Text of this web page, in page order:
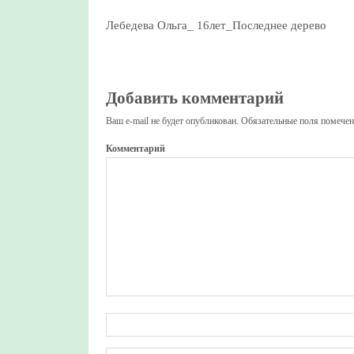
Лебедева Ольга_ 16лет_Последнее дерево
Добавить комментарий
Ваш e-mail не будет опубликован. Обязательные поля
Комментарий